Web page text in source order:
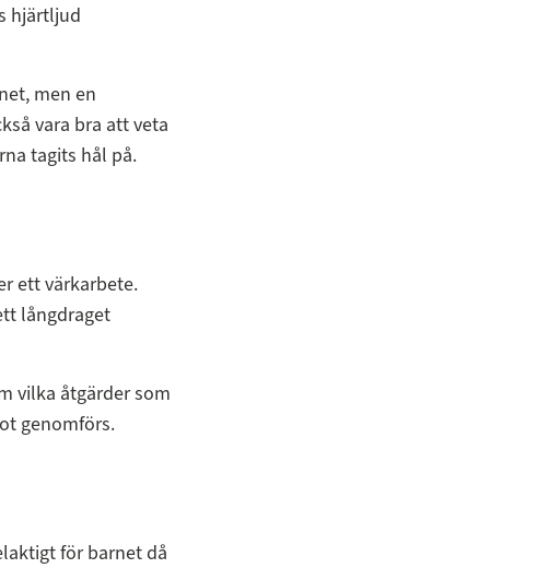
hjärtljud
men en
vara bra att veta
tagits hål på.
ett värkarbete.
långdraget
vilka åtgärder som
genomförs.
för barnet då